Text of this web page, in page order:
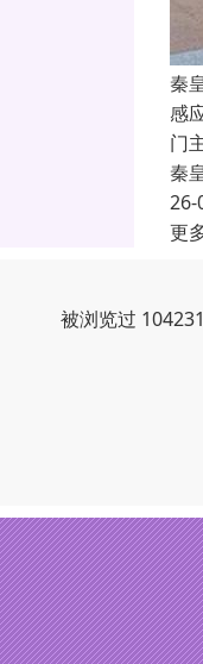
秦
感
门
秦
26-
更
被浏览过